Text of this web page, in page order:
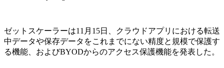
ゼットスケーラーは11月15日、クラウドアプリにおける転送
中データや保存データをこれまでにない精度と規模で保護す
る機能、およびBYODからのアクセス保護機能を発表した。